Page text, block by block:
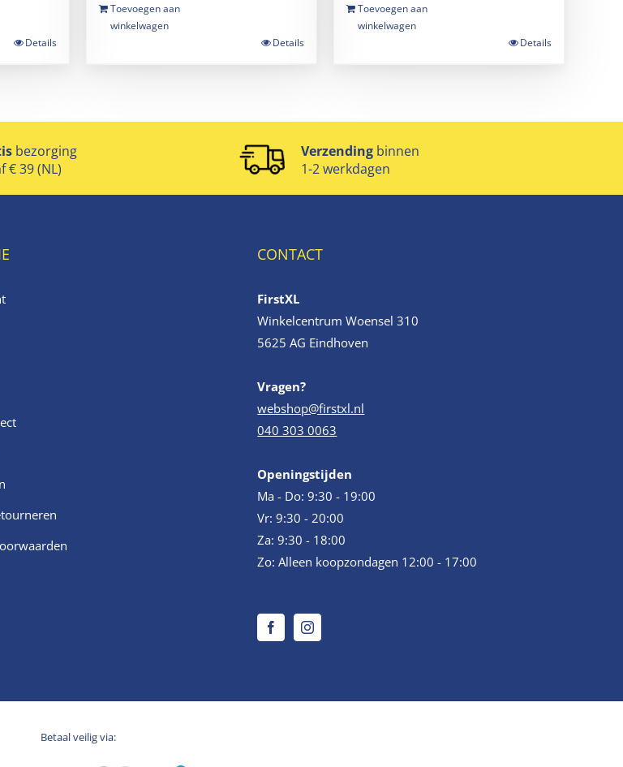
Details
Toevoegen aan
winkelwagen
Details
Toevoegen aan
winkelwagen
Details
bezorging
€ 39 (NL)
Verzendingbinnen
1-2 werkdagen
CONTACT
FirstXL
Winkelcentrum Woensel 310
5625 AG Eindhoven
Vragen?
webshop@firstxl.nl
040 303 0063
Openingstijden
Ma - Do: 9:30 - 19:00
Vr: 9:30 - 20:00
Za: 9:30 - 18:00
Zo: Alleen koopzondagen 12:00 - 17:00
Betaal veilig via: